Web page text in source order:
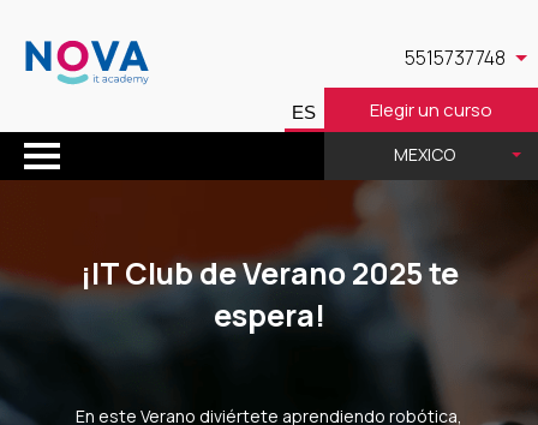
5515737748
Elegir un curso
MEXICO
¡IT Club de Verano 2025 te
espera!
En este Verano diviértete aprendiendo robótica,